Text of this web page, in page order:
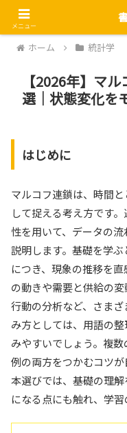
ホーム 統計学
【2026年】マ
選｜状態変化を
はじめに
マルコフ連鎖は、時間
して捉える考え方です
性を用いて、データの
説明します。基礎を学
につき、現象の推移を
の動きや需要と供給の
行動の分析など、さま
み方としては、用語の
みやすいでしょう。複
例の両方をつかむコツ
本選びでは、基礎の理
になる点にも触れ、学
メニュー